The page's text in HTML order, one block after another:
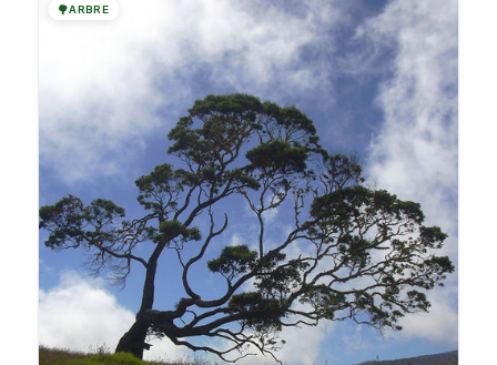
🌳ARBRE